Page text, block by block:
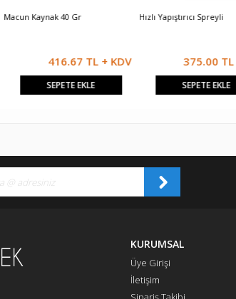
Kaynak 40 Gr
416.67 TL + KDV
SEPETE EKLE
Hızlı Yapıştırıcı Spreyli
375.00 TL + KDV
SEPETE EKLE
KURUMSAL
Üye Girişi
İletişim